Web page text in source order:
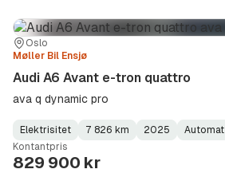
Sted:
Oslo
Forhandler:
Møller Bil Ensjø
Audi A6 Avant e-tron quattro
ava q dynamic pro
Fuel
Type:
Elektrisitet
Kilometerstand:
7 826 km
Model
Year:
2025
Gearbox
Type:
Automat
Kontantpris
829 900 kr